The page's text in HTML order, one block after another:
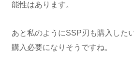
能性はあります。
あと私のようにSSP刃も購入した
購入必要になりそうですね。